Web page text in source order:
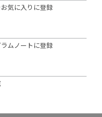
気に入りに登録
ムノートに登録